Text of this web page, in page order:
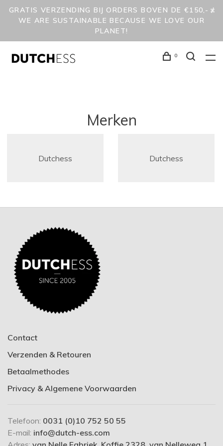
GRATIS VERZENDING BIJ ORDERS BOVEN DE €150,- /
WE ARE SUSTAINABLE BECAUSE WE LOVE OUR
PLANET!
0
Merken
Dutchess Dutchess
Contact
Verzenden & Retouren
Betaalmethodes
Privacy & Algemene Voorwaarden
Telefoon: 0031 (0)10 752 50 55
E-mail: info@dutch-ess.com